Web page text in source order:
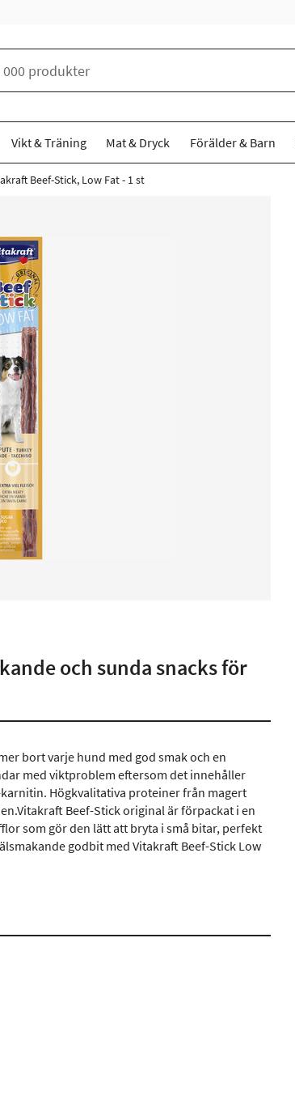
Vikt & Träning Mat & Dryck Förälder & Barn
Beef-Stick, Low Fat - 1 st
och sunda snacks för
bort varje hund med god smak och en
med viktproblem eftersom det innehåller
Högkvalitativa proteiner från magert
Beef-Stick original är förpackat i en
som gör den lätt att bryta i små bitar, perfekt
godbit med Vitakraft Beef-Stick Low